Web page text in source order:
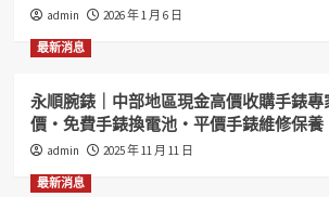
admin 2026 年 1 月 6 日
最新消息
永順腕錶｜中部地區現金高價收購手錶
價・免費手錶換電池・平價手錶維修保養
admin 2025 年 11 月 11 日
最新消息